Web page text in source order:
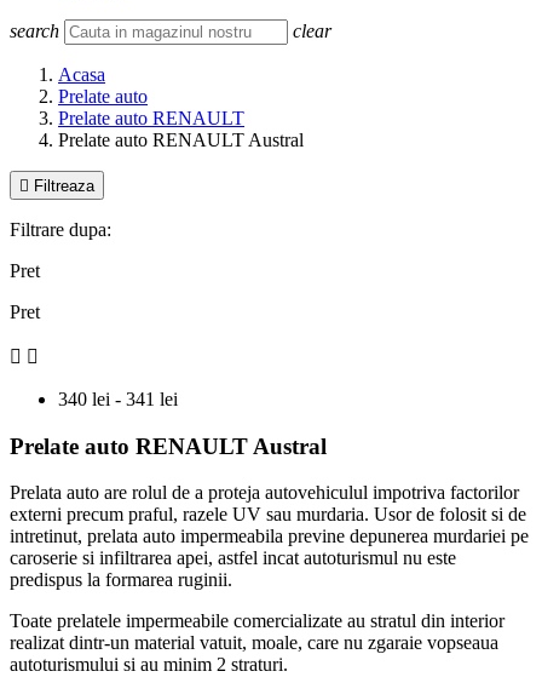
search clear
Acasa
Prelate auto
Prelate auto RENAULT
Prelate auto RENAULT Austral
 Filtreaza
Filtrare dupa:
Pret
Pret
 
340 lei - 341 lei
Prelate auto RENAULT Austral
Prelata auto are rolul de a proteja autovehiculul impotriva factorilor
externi precum praful, razele UV sau murdaria. Usor de folosit si de
intretinut, prelata auto impermeabila previne depunerea murdariei pe
caroserie si infiltrarea apei, astfel incat autoturismul nu este
predispus la formarea ruginii.
Toate prelatele impermeabile comercializate au stratul din interior
realizat dintr-un material vatuit, moale, care nu zgaraie vopseaua
autoturismului si au minim 2 straturi.